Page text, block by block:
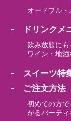
オードブル
- ドリンクメ
飲み放題にも
ワイン・地酒
- スイーツ特
- ご注文方法
初めての方
がるパーティ